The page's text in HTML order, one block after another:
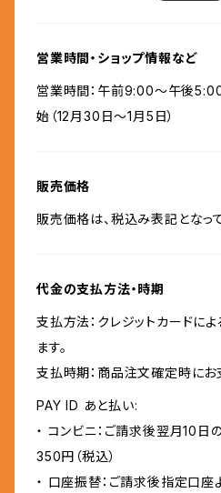
営業時間・ショップ情報など
営業時間：午前9:00～午後
始（12月30日～1月5日）
販売価格
販売価格は、税込み表記となって
代金の支払方法・時期
支払方法：クレジットカードに
ます。
支払時期：商品注文確定時にお
PAY ID あと払い:
・ コンビニ：ご請求後翌月10日
350円（税込）
・ 口座振替：ご請求後指定口座